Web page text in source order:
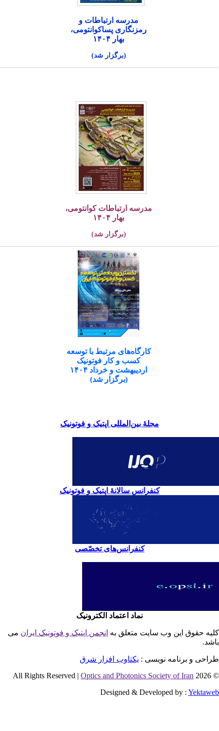
مدرسه ارتباطات و
رمزنگاری پساکوانتومی،
بهار ۱۴۰۴
(برگزار شد)
مدرسه ارتباطات کوانتومی،
بهار ۱۴۰۴
(برگزار شد)
کارگاه‌های مرتبط با توسعه
کسب و کار فوتونیک
اردیبهشت و خرداد ۱۴۰۴
(برگزار شد)
مجلۀ بین‌المللی اپتیک و فوتونیک
کنفرانس سالانۀ اپتیک و فوتونیک
کنفرانس‌های تخصّصی
نماد اعتماد الکترونیک
حقوق این وب سایت متعلق بهانجمن اپتیک و فوتونیک ایران می
و برنامه نویسی : یکتاوب افزار شرق
©
Optics and Photonics Society of Iran
Designed & Developed by :